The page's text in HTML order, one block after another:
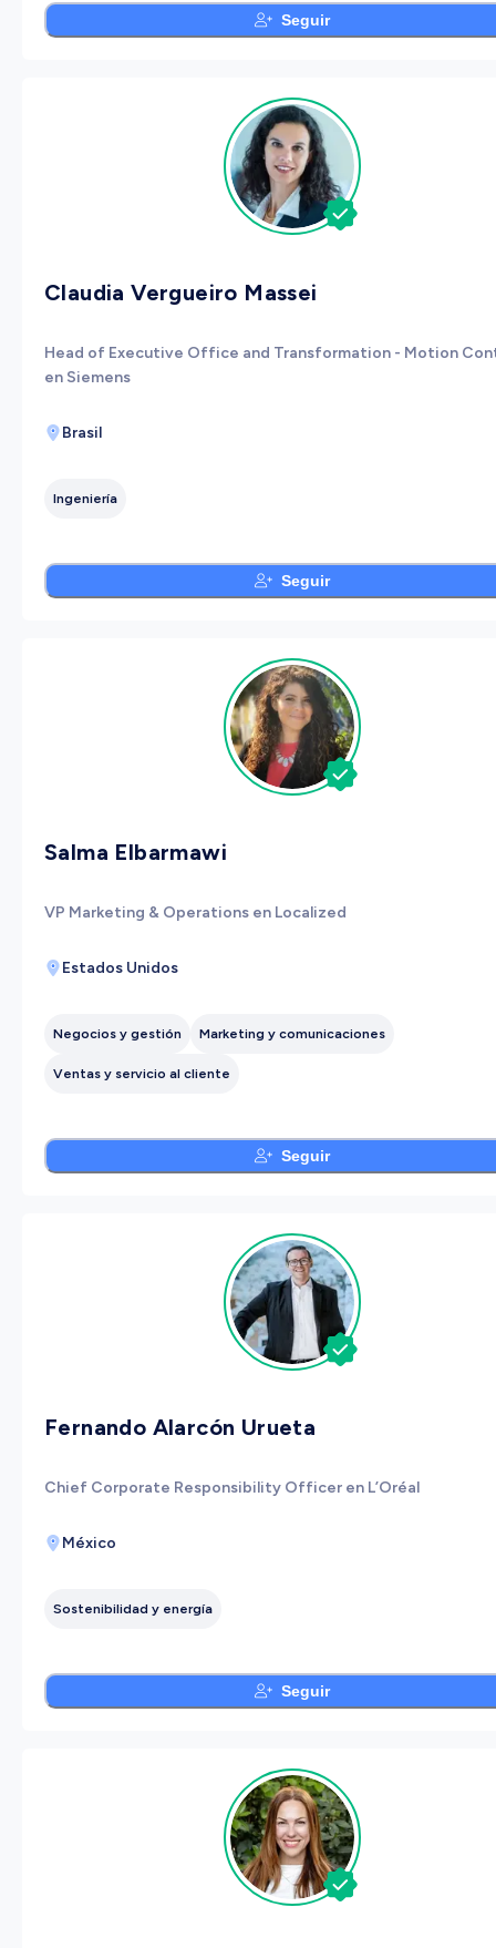
Seguir
Claudia Vergueiro Massei
Head of Executive Office and Transformation - Motion
en Siemens
Brasil
Ingeniería
Seguir
Salma Elbarmawi
VP Marketing & Operations en Localized
Estados Unidos
Negocios y gestión Marketing y comunicaciones
Ventas y servicio al cliente
Seguir
Fernando Alarcón Urueta
Chief Corporate Responsibility Officer en L’Oréal
México
Sostenibilidad y energía
Seguir